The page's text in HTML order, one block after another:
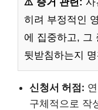
히려 부정적인
에 집중하고, 그
뒷받침하는지
신청서 허점:
구체적으로 작